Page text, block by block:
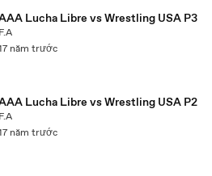
Lucha Libre vs Wrestling USA P3
F.A
năm trước
Lucha Libre vs Wrestling USA P2
F.A
năm trước